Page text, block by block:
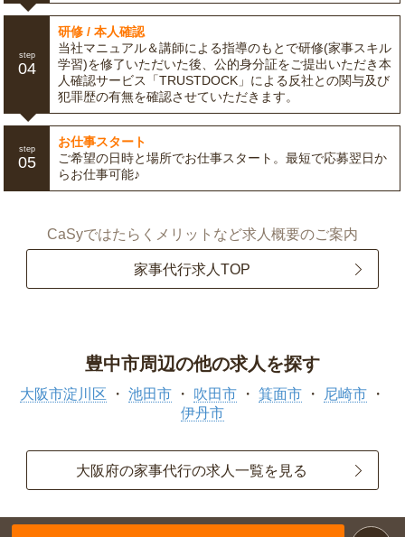
step
04
研修 / 本人確認
当社マニュアル＆講師による指導のもとで研修(家事スキル
学習)を修了いただいた後、公的身分証をご提出いただき本
人確認サービス「TRUSTDOCK」による反社との関与及び
犯罪歴の有無を確認させていただきます。
step
05
お仕事スタート
ご希望の日時と場所でお仕事スタート。最短で応募翌日か
らお仕事可能♪
CaSyではたらくメリットなど求人概要のご案内
家事代行求人TOP
豊中市周辺の他の求人を探す
大阪市淀川区 池田市 吹田市 箕面市
尼崎市
伊丹市
大阪府の家事代行の求人一覧を見る